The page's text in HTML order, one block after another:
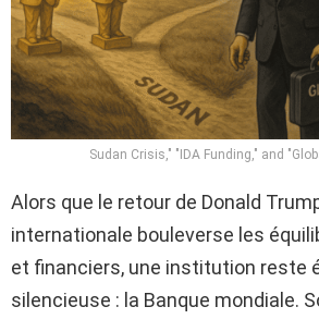
Sudan Crisis," "IDA Funding," and
Alors que le retour de Donald
internationale bouleverse les
et financiers, une institution reste
silencieuse : la Banque mondiale.